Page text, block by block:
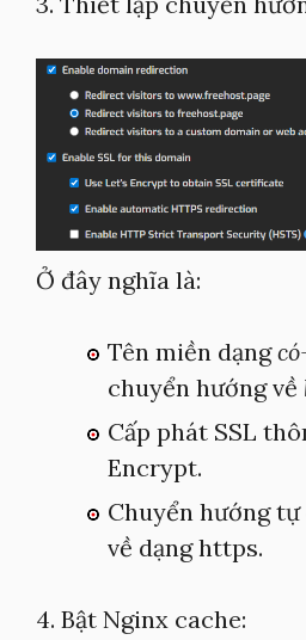
Ở đây nghĩa là:
Tên miền dạng
chuyển hướng về
Cấp phát SSL
Encrypt.
Chuyển hướng
về dạng https.
4. Bật Nginx cache: